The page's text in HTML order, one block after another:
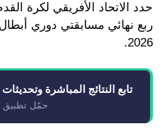
حدد الاتحاد الأفريقي لكرة
ربع نهائي مسابقتي دوري أبطال
2026.
تابع النتائج المباشرة وتحديثات
حمّل تطبيق Fanzword